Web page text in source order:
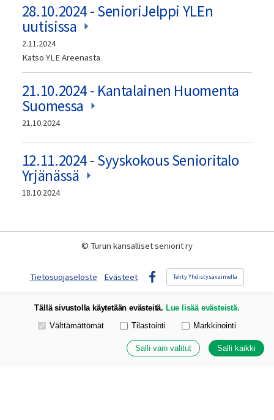
28.10.2024 - SenioriJelppi YLEn
uutisissa
2.11.2024
Katso YLE Areenasta
21.10.2024 - Kantalainen Huomenta
Suomessa
21.10.2024
12.11.2024 - Syyskokous Senioritalo
Yrjänässä
18.10.2024
© Turun kansalliset seniorit ry
Tietosuojaseloste
Evästeet
Facebook
Tehty Yhdistysavaimella
Tällä sivustolla käytetään evästeitä. Lue lisää evästeistä.
Valitse käytettävät evästeet
Välttämättömät Tilastointi Markkinointi
Salli vain valitut Salli kaikki